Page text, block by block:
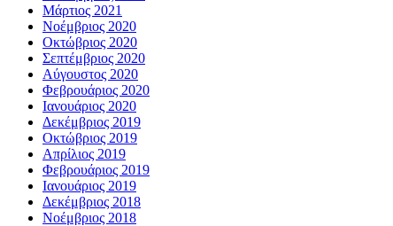
Μάρτιος 2021
Νοέμβριος 2020
Οκτώβριος 2020
Σεπτέμβριος 2020
Αύγουστος 2020
Φεβρουάριος 2020
Ιανουάριος 2020
Δεκέμβριος 2019
Οκτώβριος 2019
Απρίλιος 2019
Φεβρουάριος 2019
Ιανουάριος 2019
Δεκέμβριος 2018
Νοέμβριος 2018